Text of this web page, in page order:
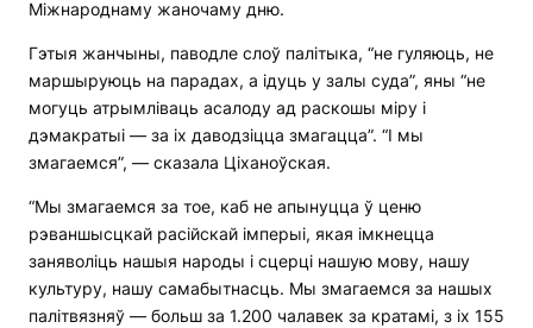
Міжнароднаму жаночаму дню.
Гэтыя жанчыны, паводле слоў палітыка, “не гуляюць, не
маршыруюць на парадах, а ідуць у залы суда”, яны “не
могуць атрымліваць асалоду ад раскошы міру і
дэмакратыі — за іх даводзіцца змагацца”. “І мы
змагаемся”, — сказала Ціханоўская.
“Мы змагаемся за тое, каб не апынуцца ў ценю
рэваншысцкай расійскай імперыі, якая імкнецца
заняволіць нашыя народы і сцерці нашую мову, нашу
культуру, нашу самабытнасць. Мы змагаемся за нашых
палітвязняў — больш за 1.200 чалавек за кратамі, з іх 155